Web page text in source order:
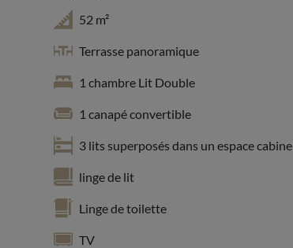
52 m²
Terrasse panoramique
1 chambre Lit Double
1 canapé convertible
3 lits superposés dans un espace cabine
linge de lit
Linge de toilette
TV